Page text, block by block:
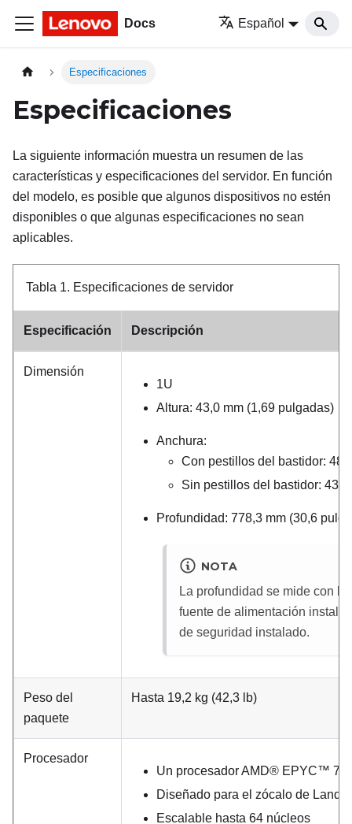
Docs Español
Especificaciones
Especificaciones
La siguiente información muestra un resumen de las
características y especificaciones del servidor. En función
del modelo, es posible que algunos dispositivos no estén
disponibles o que algunas especificaciones no sean
aplicables.
Tabla 1. Especificaciones de servidor
Especificación Descripción
Dimensión
1U
Altura: 43,0 mm (1,69 pulgadas)
Anchura:
Con pestillos del bastidor:
Sin pestillos del bastidor:
Profundidad: 778,3 mm (30,6
NOTA
La profundidad se mide con
fuente de alimentación
de seguridad instalado.
Peso del
paquete
Hasta 19,2 kg (42,3 lb)
Procesador
Un procesador AMD® EPYC™
Diseñado para el zócalo de Land
Escalable hasta 64 núcleos